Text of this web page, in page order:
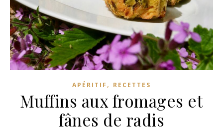
APÉRITIF , RECETTES
Muffins aux fromages et
fânes de radis